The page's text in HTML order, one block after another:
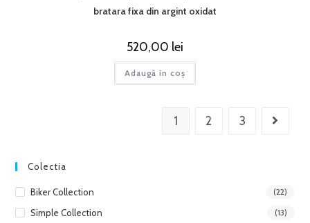
bratara fixa din argint oxidat
520,00 lei
Adaugă în coș
1 2 3
Colectia
Biker Collection (22)
Simple Collection (13)